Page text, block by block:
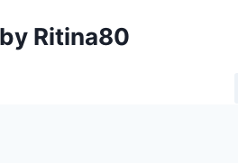
Ritina80